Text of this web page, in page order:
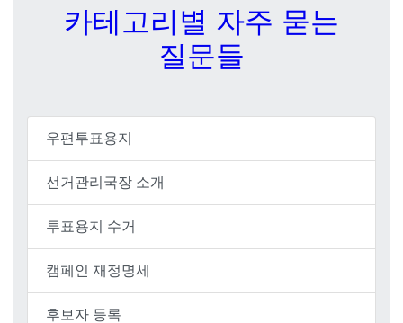
카테고리별 자주 묻는
질문들
우편투표용지
선거관리국장 소개
투표용지 수거
캠페인 재정명세
후보자 등록